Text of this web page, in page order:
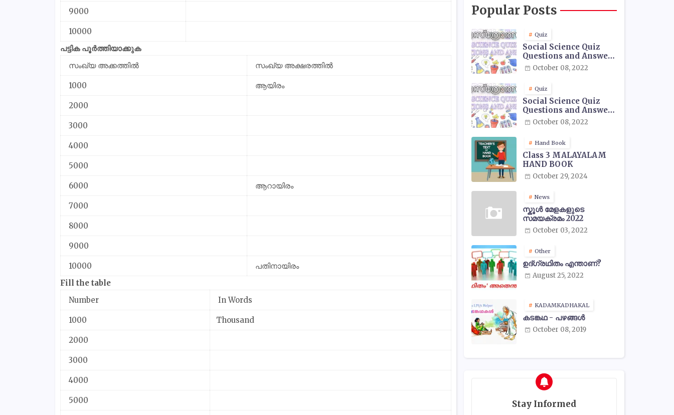
9000
10000
പട്ടിക പൂർത്തിയാക്കുക
സംഖ്യ അക്കത്തിൽ
സംഖ്യ അക്ഷരത്തിൽ
1000 ആയിരം
2000
3000
4000
5000
6000 ആറായിരം
7000
8000
9000
10000
പതിനായിരം
Fill the table
Number
In Words
1000 Thousand
2000
3000
4000
5000
Popular Posts
Quiz
Social Science Quiz
Questions and Answers
- 01October 08, 2022
Quiz
Social Science Quiz
Questions and Answers
- 02October 08, 2022
Hand Book
Class 3 MALAYALAM
HAND BOOK
October 29, 2024
News
സ്കൂൾ മേളകളുടെ
സമയക്രമം 2022
October 03, 2022
Other
ഉദ്ഗ്രഥിതം എന്താണ്?
August 25, 2022
KADAMKADHAKAL
കടങ്കഥ - പഴങ്ങൾ
October 08, 2019
Stay Informed